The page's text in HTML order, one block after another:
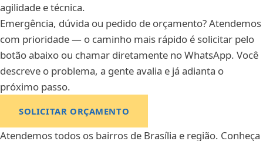
agilidade e técnica.
Emergência, dúvida ou pedido de orçamento? Atendemos
com prioridade — o caminho mais rápido é solicitar pelo
botão abaixo ou chamar diretamente no WhatsApp. Você
descreve o problema, a gente avalia e já adianta o
próximo passo.
SOLICITAR ORÇAMENTO
Atendemos todos os bairros de Brasília e região. Conheça